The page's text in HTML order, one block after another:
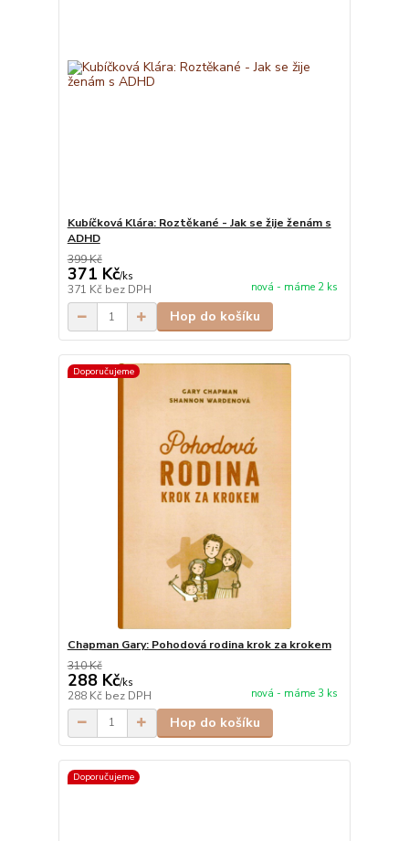
Kubíčková Klára: Roztěkané - Jak se žije ženám s
ADHD
399 Kč
371 Kč/ks
371 Kč bez DPH nová - máme 2 ks
Hop do košíku
Doporučujeme
Chapman Gary: Pohodová rodina krok za krokem
310 Kč
288 Kč/ks
288 Kč bez DPH nová - máme 3 ks
Hop do košíku
Doporučujeme